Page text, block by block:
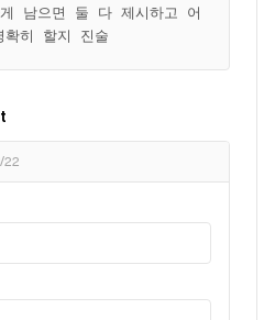
남으면 둘 다 제시하고 어
확히 할지 진술
/22